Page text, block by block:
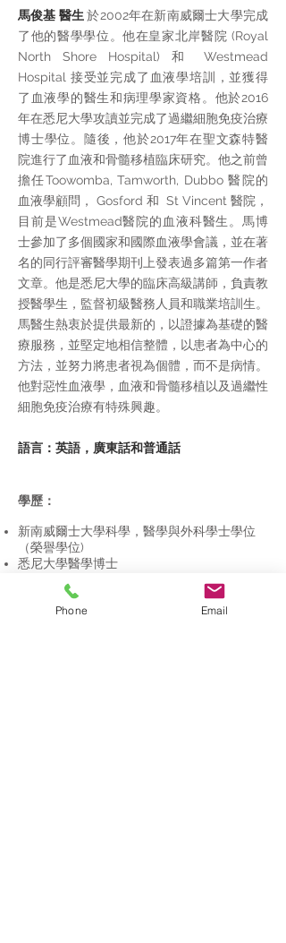
馬俊基 醫生於2002年在新南威爾士大學完成
了他的醫學學位。他在皇家北岸醫院 (Royal
North Shore Hospital) 和 Westmead
Hospital 接受並完成了血液學培訓，並獲得
了血液學的醫生和病理學家資格。他於2016
年在悉尼大學攻讀並完成了過繼細胞免疫治療
博士學位。隨後，他於2017年在聖文森特醫
院進行了血液和骨髓移植臨床研究。他之前曾
擔任Toowomba, Tamworth, Dubbo 醫院的
血液學顧問， Gosford 和 St Vincent 醫院，
目前是Westmead醫院的血液科醫生。馬博
士參加了多個國家和國際血液學會議，並在著
名的同行評審醫學期刊上發表過多篇第一作者
文章。他是悉尼大學的臨床高級講師，負責教
授醫學生，監督初級醫務人員和職業培訓生。
馬醫生熱衷於提供最新的，以證據為基礎的醫
療服務，並堅定地相信整體，以患者為中心的
方法，並努力將患者視為個體，而不是病情。
他對惡性血液學，血液和骨髓移植以及過繼性
細胞免疫治療有特殊興趣。
語言：英語，廣東話和普通話
學歷：
新南威爾士大學科學，醫學與外科學士學位
（榮譽學位)
悉尼大學醫學博士
澳大利亞皇家病理學家學院院士
西米德 (Westmead) 醫院血液科醫生顧問
Phone Email